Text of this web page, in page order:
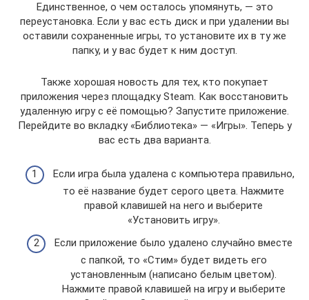
Единственное, о чем осталось упомянуть, — это
переустановка. Если у вас есть диск и при удалении вы
оставили сохраненные игры, то установите их в ту же
папку, и у вас будет к ним доступ.
Также хорошая новость для тех, кто покупает
приложения через площадку Steam. Как восстановить
удаленную игру с её помощью? Запустите приложение.
Перейдите во вкладку «Библиотека» — «Игры». Теперь у
вас есть два варианта.
Если игра была удалена с компьютера правильно,
то её название будет серого цвета. Нажмите
правой клавишей на него и выберите
«Установить игру».
Если приложение было удалено случайно вместе
с папкой, то «Стим» будет видеть его
установленным (написано белым цветом).
Нажмите правой клавишей на игру и выберите